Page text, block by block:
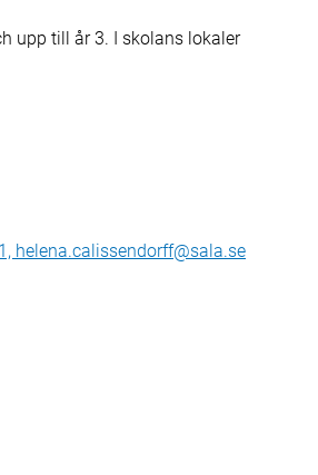
upp till år 3. I skolans lokaler
helena.calissendorff@sala.se